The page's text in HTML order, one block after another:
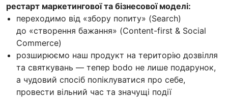
рестарт маркетингової та бізнесової моделі:
переходимо від «збору попиту» (Search)
до «створення бажання» (Content-first & Social
Commerce)
розширюємо наш продукт на територію дозвілля
та святкувань — тепер bodo не лише подарунок,
а чудовий спосіб попіклуватися про себе,
провести вільний час та значущі події